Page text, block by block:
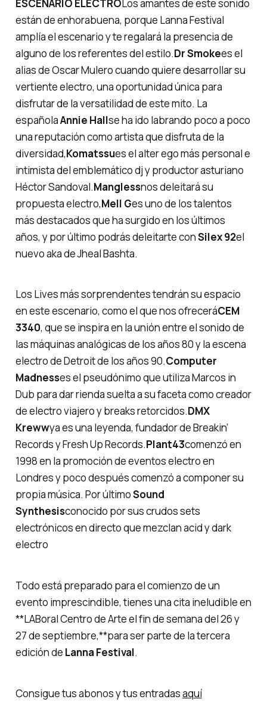
ESCENARIO ELECTROLos amantes de este sonido
están de enhorabuena, porque Lanna Festival
amplía el escenario y te regalará la presencia de
alguno de los referentes del estilo.Dr Smokees el
alias de Oscar Mulero cuando quiere desarrollar su
vertiente electro, una oportunidad única para
disfrutar de la versatilidad de este mito. La
españolaAnnie Hallse ha ido labrando poco a poco
una reputación como artista que disfruta de la
diversidad,Komatssues el alter ego más personal e
intimista del emblemático dj y productor asturiano
Héctor Sandoval.Manglessnos deleitará su
propuesta electro,Mell Ges uno de los talentos
más destacados que ha surgido en los últimos
años, y por último podrás deleitarte conSilex 92el
nuevo aka de Jheal Bashta.
Los Lives más sorprendentes tendrán su espacio
en este escenario, como el que nos ofreceráCEM
3340, que se inspira en la unión entre el sonido de
las máquinas analógicas de los años 80 y la escena
electro de Detroit de los años 90.Computer
Madnesses el pseudónimo que utiliza Marcos in
Dub para dar rienda suelta a su faceta como creador
de electro viajero y breaks retorcidos.DMX
Krewwya es una leyenda, fundador de Breakin’
Records y Fresh Up Records.Plant43comenzó en
1998 en la promoción de eventos electro en
Londres y poco después comenzó a componer su
propia música. Por últimoSound
Synthesisconocido por sus crudos sets
electrónicos en directo que mezclan acid y dark
electro
Todo está preparado para el comienzo de un
evento imprescindible, tienes una cita ineludible en
**LABoral Centro de Arte el fin de semana del 26 y
27 de septiembre,**para ser parte de la tercera
edición de Lanna Festival.
Consigue tus abonos y tus entradasaquí